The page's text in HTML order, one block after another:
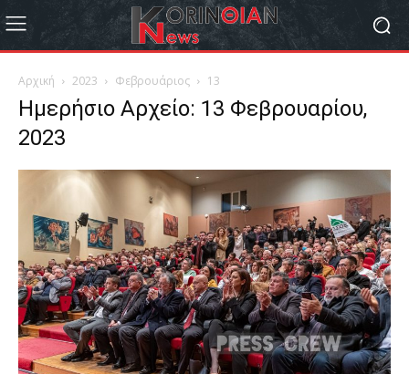
Αρχική 2023 Φεβρουάριος 13
Ημερήσιο Αρχείο: 13 Φεβρουαρίου,
2023